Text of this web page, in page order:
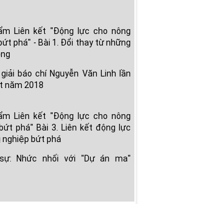
Liên kết "Động lực cho nông
phá" - Bài 1. Đổi thay từ những
báo chí Nguyễn Văn Linh lần
năm 2018
Liên kết "Động lực cho nông
phá" Bài 3. Liên kết động lực
nghiệp bứt phá
Nhức nhối với "Dự án ma"